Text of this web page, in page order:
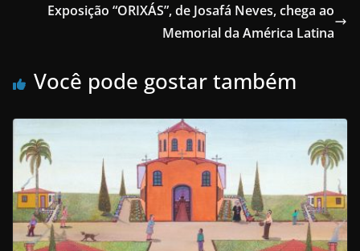
Exposição “ORIXÁS”, de Josafá Neves, chega ao
Memorial da América Latina
Você pode gostar também